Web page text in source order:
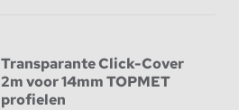
Transparante Click-Cover
2m voor 14mm TOPMET
profielen